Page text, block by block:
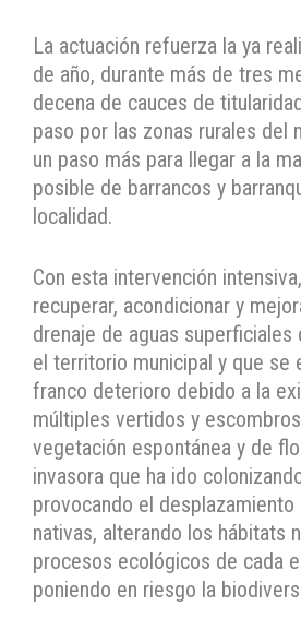
La actuación refuerza la ya
de año, durante más de tres
decena de cauces de
paso por las zonas rurales del
un paso más para llegar a la
posible de barrancos y
localidad.
Con esta intervención
recuperar, acondicionar y
drenaje de aguas
el territorio municipal y que se
franco deterioro debido a la
múltiples vertidos y
vegetación espontánea y de
invasora que ha ido
provocando el
nativas, alterando los hábitats
procesos ecológicos de cada
poniendo en riesgo la